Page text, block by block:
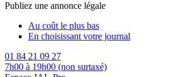
Publiez une annonce légale
Au coût le plus bas
En choisissant votre journal
01 84 21 09 27
7h00 à 19h00 (non surtaxé)